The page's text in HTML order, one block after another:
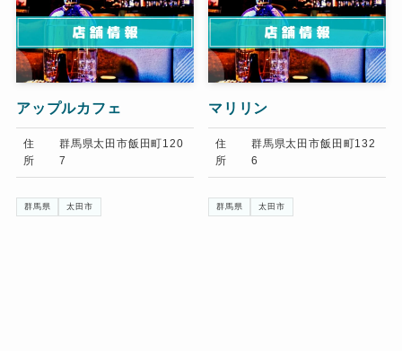
アップルカフェ
住
所
群馬県太田市飯田町120
7
群馬県 太田市
マリリン
住
所
群馬県太田市飯田町132
6
群馬県 太田市